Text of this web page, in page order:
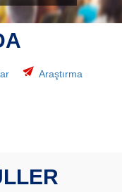
Araştırma